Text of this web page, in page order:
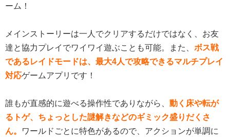
ーム！
メインストーリーは一人でクリアするだけではなく、お友
達と協力プレイでワイワイ遊ぶことも可能。また、 ボス戦
であるレイドモードは、最大4人で攻略できるマルチプレイ
対応ゲームアプリです！
誰もが直感的に遊べる操作性でありながら、 動く床や転が
るトゲ、ちょっとした謎解きなどのギミック盛りだくさ
ん。
ワールドごとに特色があるので、アクションが単調に